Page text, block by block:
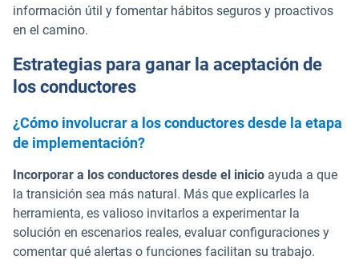
información útil y fomentar hábitos seguros y proactivos
en el camino.
Estrategias para ganar la aceptación de
los conductores
¿Cómo involucrar a los conductores desde la etapa
de implementación?
Incorporar a los conductores desde el inicio ayuda a que
la transición sea más natural. Más que explicarles la
herramienta, es valioso invitarlos a experimentar la
solución en escenarios reales, evaluar configuraciones y
comentar qué alertas o funciones facilitan su trabajo.